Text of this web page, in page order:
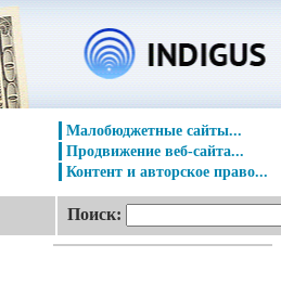
Малобюджетные сайты...
Продвижение веб-сайта...
Контент и авторское право...
Поиск: